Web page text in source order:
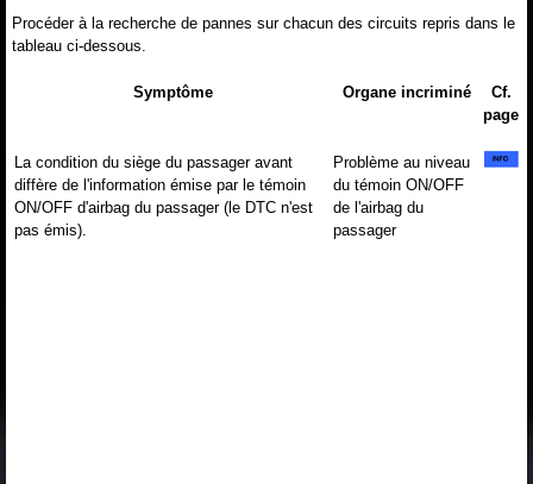
Procéder à la recherche de pannes sur chacun des circuits repris dans le
tableau ci-dessous.
Symptôme Organe incriminé
Cf.
page
La condition du siège du passager avant
diffère de l'information émise par le témoin
ON/OFF d'airbag du passager (le DTC n'est
pas émis).
Problème au niveau
du témoin ON/OFF
de l'airbag du
passager